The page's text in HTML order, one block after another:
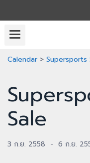
Calendar > Supersports
Sale
3 ก.ย. 2558 - 6 ก.ย.